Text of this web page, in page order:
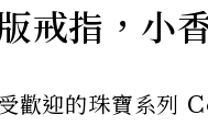
戒指，小
歡迎的珠寶系列